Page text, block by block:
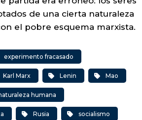
de una cierta naturaleza
el pobre esquema marxista.
experimento fracasado
Karl Marx Lenin Mao
humana
Rusia socialismo